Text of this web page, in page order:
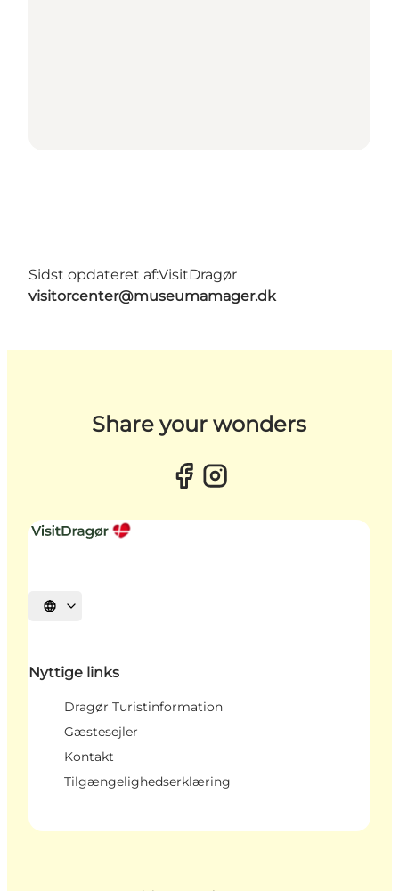
Sidst opdateret af:VisitDragør
visitorcenter@museumamager.dk
Share your wonders
Vælg sprog
Nyttige links
Dragør Turistinformation
Gæstesejler
Kontakt
Tilgængelighedserklæring